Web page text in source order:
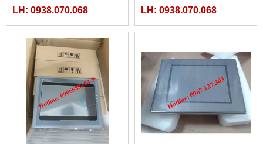
60MAT2-AC, FBS-60MCT2-
LH: 0938.070.068
40MCRT-AC, FBS-40MART-
LH: 0938.070.068